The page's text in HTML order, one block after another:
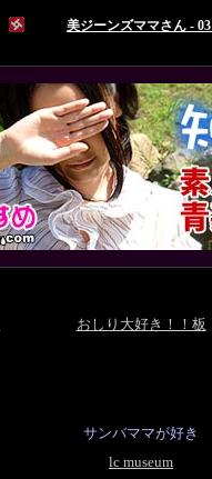
おしり大好き！！板
サンバママが好き
lc museum